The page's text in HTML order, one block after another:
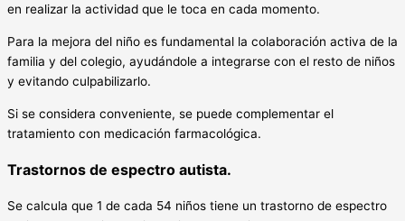
en realizar la actividad que le toca en cada momento.
Para la mejora del niño es fundamental la colaboración activa de la
familia y del colegio, ayudándole a integrarse con el resto de niños
y evitando culpabilizarlo.
Si se considera conveniente, se puede complementar el
tratamiento con medicación farmacológica.
Trastornos de espectro autista.
Se calcula que 1 de cada 54 niños tiene un trastorno de espectro